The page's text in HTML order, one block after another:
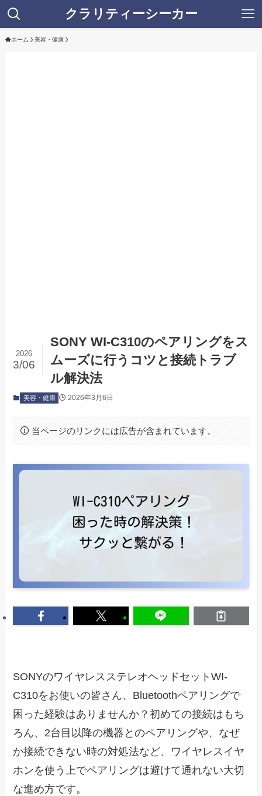
クラリティーシーカー
ホーム 美容・健康
SONY WI-C310のペアリングをス
ムーズに行うコツと接続トラブ
ル解決法
2026
3/06
美容・健康 2026年3月6日
当ページのリンクには広告が含まれています。
SONYのワイヤレスステレオヘッドセットWI-
C310をお使いの皆さん、Bluetoothペアリングで
困った経験はありませんか？初めての接続はもち
ろん、2台目以降の機器とのペアリングや、なぜ
か接続できない時の対処法など、ワイヤレスイヤ
ホンを使う上でペアリングは避けて通れない大切
な進め方です。